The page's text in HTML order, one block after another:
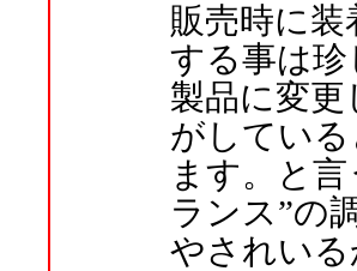
販売時に
する事は
製品に変
がしてい
ます。と
ランス”の
やされいる